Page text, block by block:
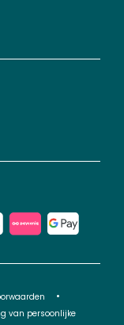
van persoonlijke